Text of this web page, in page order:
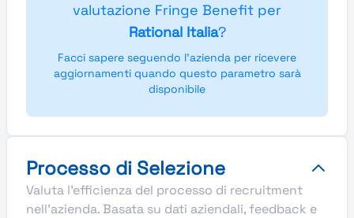
valutazione Fringe Benefit per
Rational Italia?
Facci sapere seguendo l'azienda per ricevere
aggiornamenti quando questo parametro sarà
disponibile
Processo di Selezione
Valuta l'efficienza del processo di recruitment
nell'azienda. Basata su dati aziendali, feedback e